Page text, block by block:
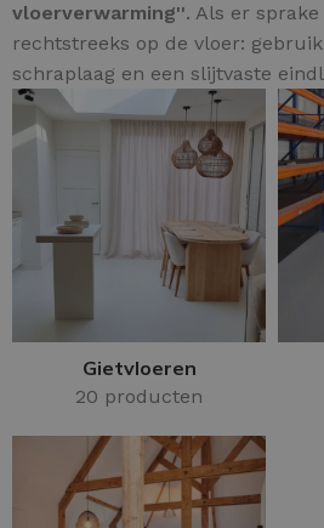
vloerverwarming''. Als er
rechtstreeks op de vloer:
schraplaag en een slijtvaste
Gietvloeren
20 producten